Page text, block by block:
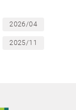
2026/04
2025/11